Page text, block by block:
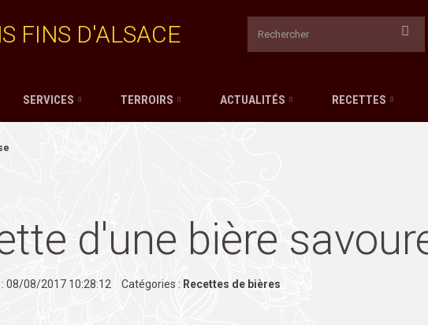
FINS D'ALSACE
SERVICES TERROIRS ACTUALITÉS RECETTES
d'une bière
: 08/08/2017 10:28:12 Catégories : Recettes de bières